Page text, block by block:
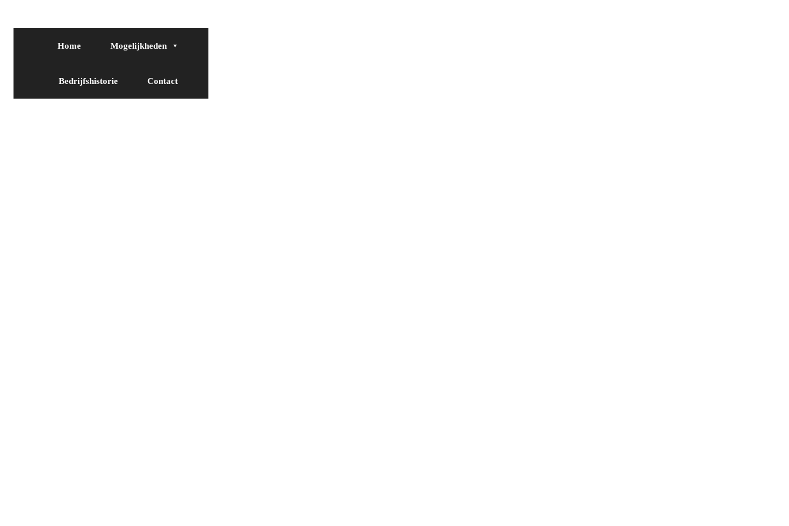
Home Mogelijkheden
Bedrijfshistorie Contact